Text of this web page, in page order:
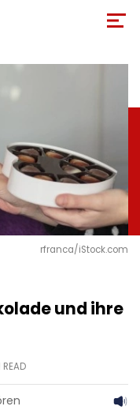
rfranca/iStock.com
und ihre
READ